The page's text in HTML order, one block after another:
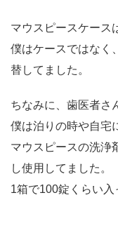
マウスピースケース
僕はケースではなく
替してました。
ちなみに、歯医者さ
僕は泊りの時や自宅
マウスピースの洗浄
し使用してました。
1箱で100錠くらい入